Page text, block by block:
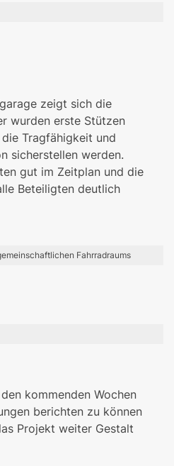
zeigt sich die
wurden erste Stützen
Tragfähigkeit und
sicherstellen werden.
gut im Zeitplan und die
Beteiligten deutlich
Fahrradraums
kommenden Wochen
berichten zu können
Projekt weiter Gestalt